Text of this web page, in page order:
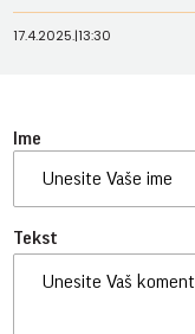
17.4.2025.|13:30
Ime
Tekst